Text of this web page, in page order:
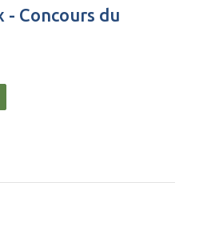
- Concours du